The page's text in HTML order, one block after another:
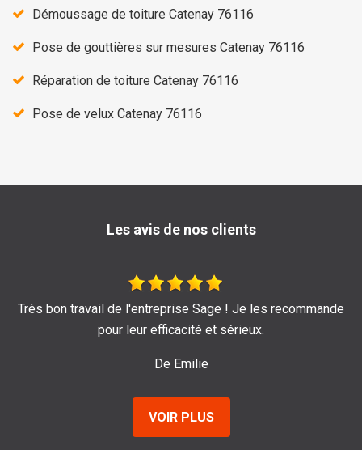
Démoussage de toiture Catenay 76116
Pose de gouttières sur mesures Catenay 76116
Réparation de toiture Catenay 76116
Pose de velux Catenay 76116
Les avis de nos clients
bon travail de l'entreprise Sage ! Je les recommande
pour leur efficacité et sérieux.
De Emilie
VOIR PLUS